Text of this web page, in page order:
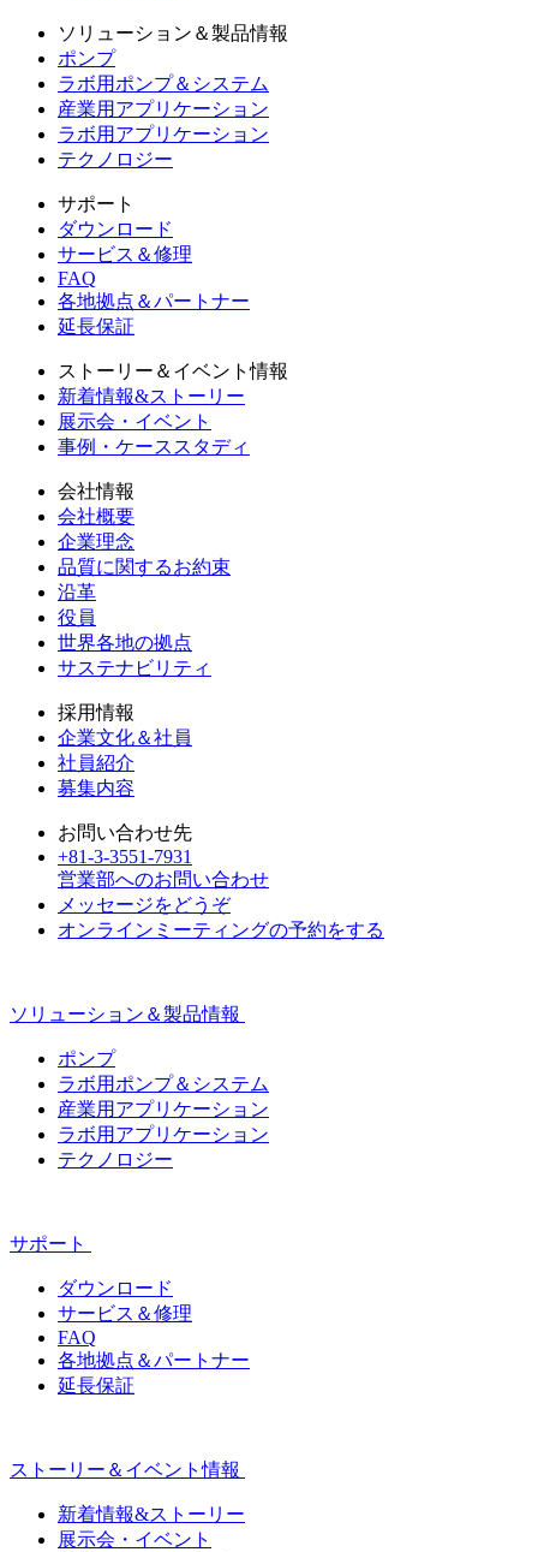
ソリューション＆製品情報
ポンプ
ラボ用ポンプ＆システム
産業用アプリケーション
ラボ用アプリケーション
テクノロジー
サポート
ダウンロード
サービス＆修理
FAQ
各地拠点＆パートナー
延長保証
ストーリー＆イベント情報
新着情報&ストーリー
展示会・イベント
事例・ケーススタディ
会社情報
会社概要
企業理念
品質に関するお約束
沿革
役員
世界各地の拠点
サステナビリティ
採用情報
企業文化＆社員
社員紹介
募集内容
お問い合わせ先
+81-3-3551-7931
営業部へのお問い合わせ
メッセージをどうぞ
オンラインミーティングの予約をする
ソリューション＆製品情報
ポンプ
ラボ用ポンプ＆システム
産業用アプリケーション
ラボ用アプリケーション
テクノロジー
サポート
ダウンロード
サービス＆修理
FAQ
各地拠点＆パートナー
延長保証
ストーリー＆イベント情報
新着情報&ストーリー
展示会・イベント